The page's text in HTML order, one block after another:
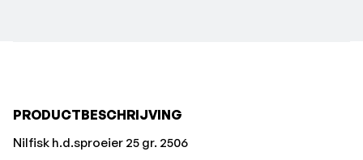
PRODUCTBESCHRIJVING
Nilfisk h.d.sproeier 25 gr. 2506